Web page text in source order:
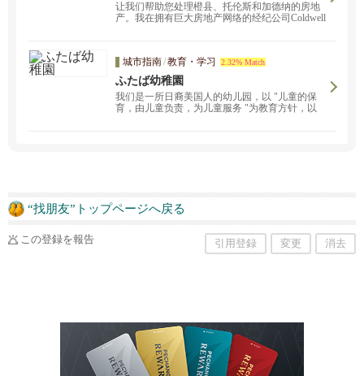
让我们帮助您处理橙县、托伦斯和加德纳的房地
产。我在拥有巨大房地产网络的经纪公司Coldwell
务，请随时与我联系，我可能会帮助你。
城市指南/教育・学习 2.32% Match
ふたば幼稚園
我们是一所日裔美国人的幼儿园，以 "儿童的保
育，由儿童负责，为儿童服务 "为教育方针，以
“找朋友”トップページへ戻る
この登録を報告 引用登録 変更 消去